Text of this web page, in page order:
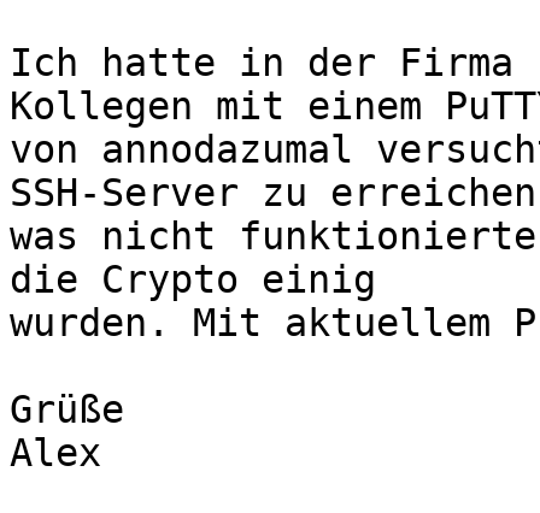
Ich hatte in der Firma
Kollegen mit einem
von annodazumal
SSH-Server zu
was nicht
die Crypto einig
wurden. Mit aktuellem
Grüße
Alex